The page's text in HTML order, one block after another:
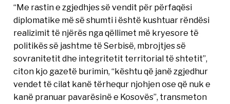
“Me rastin e zgjedhjes së vendit për përfaqësi
diplomatike më së shumti i është kushtuar rëndësi
realizimit të njërës nga qëllimet më kryesore të
politikës së jashtme të Serbisë, mbrojtjes së
sovranitetit dhe integritetit territorial të shtetit”,
citon kjo gazetë burimin, “kështu që janë zgjedhur
vendet të cilat kanë tërhequr njohjen ose që nuk e
kanë pranuar pavarësinë e Kosovës”, transmeton